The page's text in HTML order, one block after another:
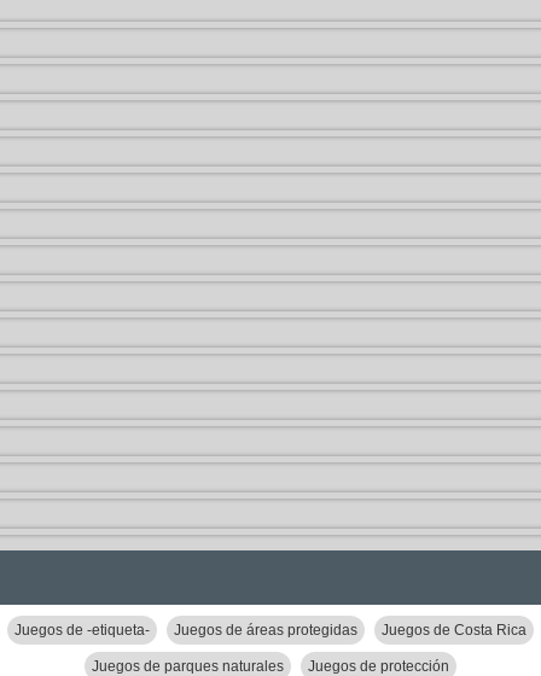
Juegos de -etiqueta- Juegos de áreas protegidas Juegos de Costa Rica
Juegos de parques naturales Juegos de protección